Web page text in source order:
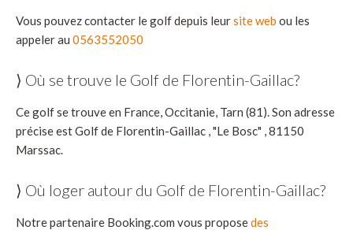
Vous pouvez contacter le golf depuis leursite web ou les
appeler au 0563552050
⟩ Où se trouve le Golf de Florentin-Gaillac?
Ce golf se trouve en France, Occitanie, Tarn (81). Son adresse
précise est Golf de Florentin-Gaillac , "Le Bosc" , 81150
Marssac.
⟩ Où loger autour du Golf de Florentin-Gaillac?
Notre partenaire Booking.com vous proposedes